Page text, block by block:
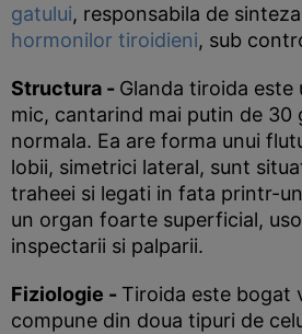
gatului, responsabila de
hormonilor tiroidieni, sub
Structura - Glanda tiroida este
mic, cantarind mai putin de 30
normala. Ea are forma unui
lobii, simetrici lateral, sunt
traheei si legati in fata printr-
un organ foarte superficial,
inspectarii si palparii.
Fiziologie - Tiroida este bogat
compune din doua tipuri de